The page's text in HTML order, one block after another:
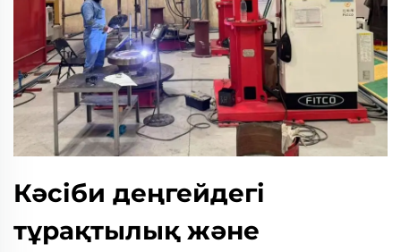
Кәсіби деңгейдегі
тұрақтылық және